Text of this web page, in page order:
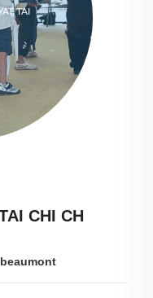
TAI
CHI CH
beaumont